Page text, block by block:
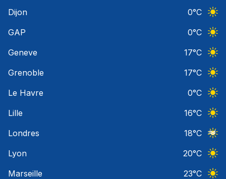
Dijon
0°C
GAP
0°C
Geneve
17°C
Grenoble
17°C
Le Havre
0°C
Lille
16°C
Londres
18°C
Lyon
20°C
Marseille
23°C